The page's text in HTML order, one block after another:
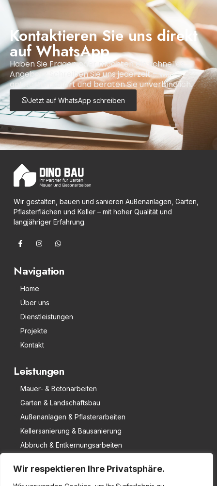
Wir respektieren Ihre Privatsphäre.
Kontaktieren Sie uns direkt
auf WhatsApp
Haben Sie Fragen oder möchten ein schnelles
Angebot? Schreiben Sie uns jederzeit – wir
antworten sofort und beraten Sie unverbindlich.
Jetzt auf WhatsApp schreiben
Wir gestalten, bauen und sanieren Außenanlagen, Gärten,
Pflasterflächen und Keller – mit hoher Qualität und
langjähriger Erfahrung.
Navigation
Home
Über uns
Dienstleistungen
Projekte
Kontakt
Leistungen
Mauer- & Betonarbeiten
Garten & Landschaftsbau
Außenanlagen & Pflasterarbeiten
Kellersanierung & Bausanierung
Abbruch & Entkernungsarbeiten
Unternehmen